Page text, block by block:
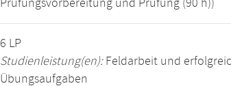
Prüfungsvorbereitung und Prüfung (90 h))
6 LP
Studienleistung(en):Feldarbeit und
Übungsaufgaben